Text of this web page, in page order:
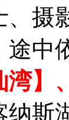
、摄
途中
湾】
纳斯